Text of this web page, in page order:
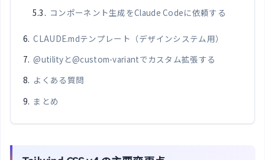
コンポーネント生成をClaude Codeに依頼する
CLAUDE.mdテンプレート（デザインシステム用）
@utilityと@custom-variantでカスタム拡張する
よくある質問
まとめ